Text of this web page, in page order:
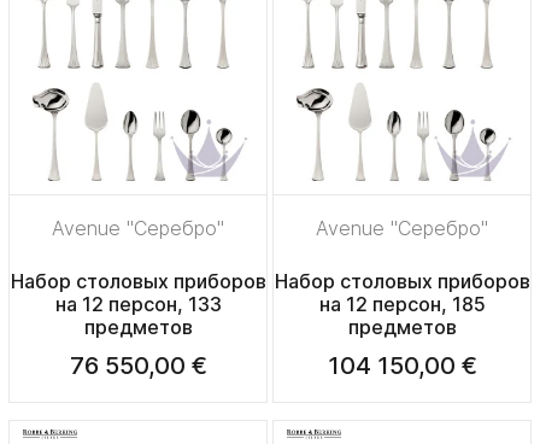
Avenue "Серебро"
Набор столовых приборов
на 12 персон, 133
предметов
76 550,00 €
Avenue "Серебро"
Набор столовых приборов
на 12 персон, 185
предметов
104 150,00 €